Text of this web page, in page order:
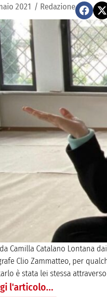
2021 / Redazione
Camilla Catalano Lontana
Clio Zammatteo, per
è stata lei stessa
l'articolo...